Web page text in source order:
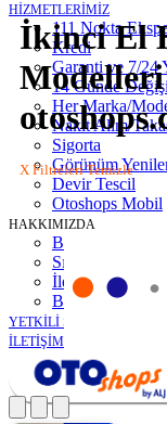
HİZMETLERİMİZ
111 Nokta
Kredi
Garanti ve 7/24
14 Günde
Her Marka/
Nakit Alım/
Sigorta
Görünüm
Devir Tescil
Otoshops Mobil
HAKKIMIZDA
Biz Kimiz
Sıkça Sorulan
İletişim
Basın Odası
YETKİLİ SATICILAR
İLETİŞİM
İkinci El
X Filtreleri Temizle